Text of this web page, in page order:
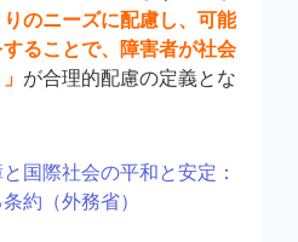
りのニーズに配慮し、可能
ることで、障害者が社会
が合理的配慮の定義とな
国際社会の平和と安定：
約（外務省）